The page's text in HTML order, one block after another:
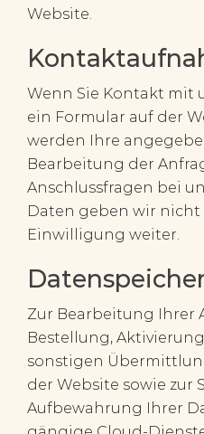
Website.
Wenn Sie Kontakt mit
ein Formular auf der
werden Ihre
Bearbeitung der
Anschlussfragen bei
Daten geben wir nicht
Einwilligung weiter.
Zur Bearbeitung Ihrer
Bestellung,
sonstigen
der Website sowie zur
Aufbewahrung Ihrer